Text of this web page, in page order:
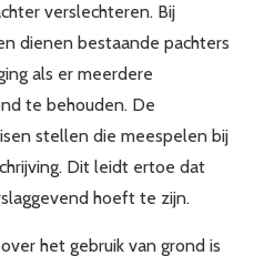
verslechteren. Bij
dienen bestaande pachters
als er meerdere
te behouden. De
stellen die meespelen bij
Dit leidt ertoe dat
hoeft te zijn.
het gebruik van grond is